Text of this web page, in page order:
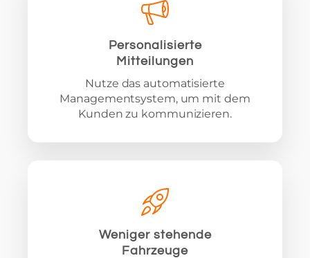
Personalisierte
Mitteilungen
Nutze das automatisierte
Managementsystem, um mit dem
Kunden zu kommunizieren.
Weniger stehende
Fahrzeuge